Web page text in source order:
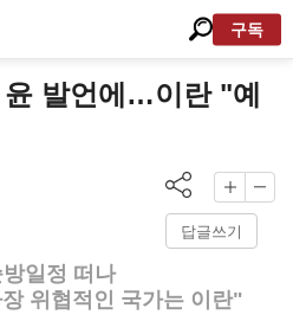
구독
발언에…이란 "예
답글쓰기
일정 떠나
위협적인 국가는 이란"